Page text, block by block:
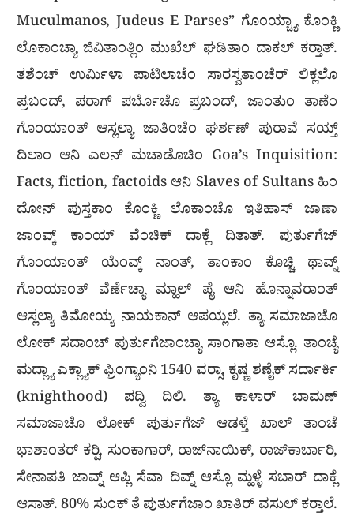
Muculmanos, Judeus E Parses” ಗೊಂಯ್ಚ್ಯಾ ಕೊಂಕ್ಣಿ
ಲೊಕಾಂಚ್ಯಾ ಜಿವಿತಾಂತ್ಲಿಂ ಮುಖೆಲ್ ಘಡಿತಾಂ ದಾಕಲ್ ಕರ‍್ತಾತ್.
ತಶೆಂಚ್ ಉರ್ಮಿಳಾ ಪಾಟಿಲಾಚೆಂ ಸಾರಸ್ವತಾಂಚೆರ್ ಲಿಕ್ಲಲೊ
ಪ್ರಬಂದ್, ಪರಾಗ್ ಪರ್ಬೊಚೊ ಪ್ರಬಂದ್, ಜಾಂತುಂ ತಾಣೆಂ
ಗೊಂಯಾಂತ್ ಆಸ್ಲಲ್ಯಾ ಜಾತಿಂಚೆಂ ಘರ್ಶಣ್ ಪುರಾವೆ ಸಯ್ತ್
ದಿಲಾಂ ಆನಿ ಎಲನ್ ಮಚಾಡೊಚಿಂ Goa’s Inquisition:
Facts, fiction, factoids ಆನಿ Slaves of Sultans ಹಿಂ
ದೋನ್ ಪುಸ್ತಕಾಂ ಕೊಂಕ್ಣಿ ಲೊಕಾಂಚೊ ಇತಿಹಾಸ್ ಜಾಣಾ
ಜಾಂವ್ಕ್ ಕಾಂಯ್ ವೆಂಚಿಕ್ ದಾಕ್ಲೆ ದಿತಾತ್. ಪುರ್ತುಗೆಜ್
ಗೊಂಯಾಂತ್ ಯೆಂವ್ಕ್ ನಾಂತ್, ತಾಂಕಾಂ ಕೊಚ್ಚಿ ಥಾವ್ನ್
ಗೊಂಯಾಂತ್ ವೆರ್ಣೆಚ್ಯಾ ಮ್ಹಾಲ್ ಪೈ ಆನಿ ಹೊನ್ನಾವರಾಂತ್
ಆಸ್ಲಲ್ಯಾ ತಿಮೋಯ್ಯ ನಾಯಕಾನ್ ಆಪಯ್ಲಲೆ. ತ್ಯಾ ಸಮಾಜಾಚೊ
ಲೋಕ್ ಸದಾಂಚ್ ಪುರ್ತುಗೆಜಾಂಚ್ಯಾ ಸಾಂಗಾತಾ ಆಸ್ಲೊ. ತಾಂಚ್ಯೆ
ಮದ್ಲ್ಯಾ ಎಕ್ಲ್ಯಾಕ್ ಫ್ರಿಂಗ್ಯಾಂನಿ 1540 ವರ‍್ಸಾ, ಕೃಷ್ಣ ಶಣೈಕ್ ಸರ್ದಾರ್ಕಿ
(knighthood) ಪದ್ವಿ ದಿಲಿ. ತ್ಯಾ ಕಾಳಾರ್ ಬಾಮಣ್
ಸಮಾಜಾಚೊ ಲೋಕ್ ಪುರ್ತುಗೆಜ್ ಆಡಳ್ತೆ ಖಾಲ್ ತಾಂಚೆ
ಭಾಶಾಂತರ್ ಕರ‍್ಪಿ, ಸುಂಕಾಗಾರ್, ರಾಜ್‍ನಾಯಿಕ್, ರಾಜ್‍ಕಾರ್ಬಾರಿ,
ಸೇನಾಪತಿ ಜಾವ್ನ್ ಆಪ್ಲಿ ಸೆವಾ ದಿವ್ನ್ ಆಸ್ಲೊ ಮ್ಹಳ್ಳೆ ಸಬಾರ್ ದಾಕ್ಲೆ
ಆಸಾತ್. 80% ಸುಂಕ್ ತೆ ಪುರ್ತುಗೆಜಾಂ ಖಾತಿರ್ ವಸುಲ್ ಕರ್‍ತಾಲೆ.